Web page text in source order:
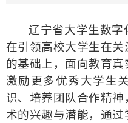
辽宁省大学生数字
在引领高校大学生在
的基础上，面向教育
激励更多优秀大学生
识、培养团队合作精
术的兴趣与潜能，通